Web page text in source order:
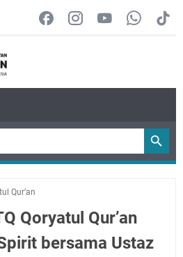
Qur’an
Qoryatul Qur’an
bersama Ustaz